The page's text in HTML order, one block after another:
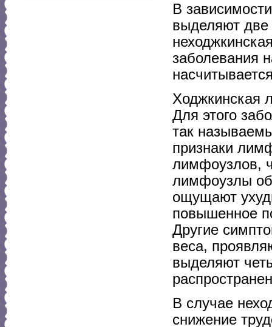
В
выделяют
заболевания
Ходжкинская
Для этого
так
признаки
лимфоузлов,
лимфоузлы
ощущают
повышенное
Другие
веса,
выделяют
В случае
снижение